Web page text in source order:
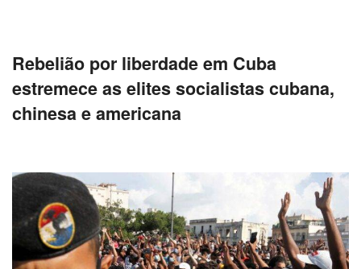
Rebelião por liberdade em Cuba
estremece as elites socialistas cubana,
chinesa e americana